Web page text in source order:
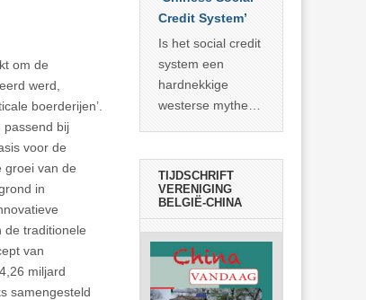
om de
werd,
boerderijen’.
passend bij
voor de
groei van de
in
de traditionele
van
miljard
samengesteld
… >> lees meer
jaar in slaagde
meer dan 800
miljoen mensen
uit de armoede
… >> lees meer
Credit System’
Is het social credit
system een
hardnekkige
westerse mythe of
TIJDSCHRIFT
VERENIGING
BELGIË-CHINA